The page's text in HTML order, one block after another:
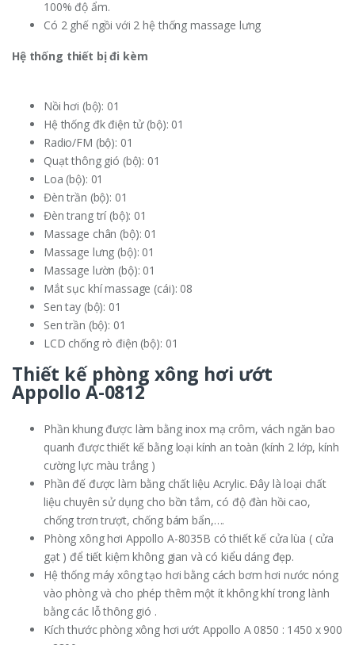
100% độ ẩm.
Có 2 ghế ngồi với 2 hệ thống massage lưng
Hệ thống thiết bị đi kèm
Nồi hơi (bộ): 01
Hệ thống đk điện tử (bộ): 01
Radio/FM (bộ): 01
Quạt thông gió (bộ): 01
Loa (bộ): 01
Đèn trần (bộ): 01
Đèn trang trí (bộ): 01
Massage chân (bộ): 01
Massage lưng (bộ): 01
Massage lườn (bộ): 01
Mắt sục khí massage (cái): 08
Sen tay (bộ): 01
Sen trần (bộ): 01
LCD chống rò điện (bộ): 01
Thiết kế phòng xông hơi ướt
Appollo A-0812
Phần khung được làm bằng inox mạ crôm, vách ngăn bao
quanh được thiết kế bằng loại kính an toàn (kính 2 lớp, kính
cường lực màu trắng )
Phần đế được làm bằng chất liệu Acrylic. Đây là loại chất
liệu chuyên sử dụng cho bồn tắm, có độ đàn hồi cao,
chống trơn trượt, chống bám bẩn,….
Phòng xông hơi Appollo A-8035B có thiết kế cửa lùa ( cửa
gạt ) để tiết kiệm không gian và có kiểu dáng đẹp.
Hệ thống máy xông tạo hơi bằng cách bơm hơi nước nóng
vào phòng và cho phép thêm một ít không khí trong lành
bằng các lỗ thông gió .
Kích thước phòng xông hơi ướt Appollo A 0850 : 1450 x 900